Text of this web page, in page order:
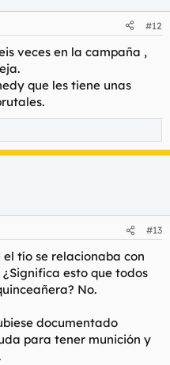
#12
veces en la campaña ,
que les tiene unas
#13
el tío se relacionaba con
esto que todos
No.
documentado
para tener munición y